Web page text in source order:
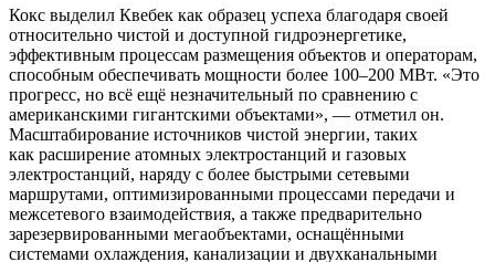
Кокс выделил Квебек как образец успеха благодаря своей
относительно чистой и доступной гидроэнергетике,
эффективным процессам размещения объектов и операторам,
способным обеспечивать мощности более 100–200 МВт. «Это
прогресс, но всё ещё незначительный по сравнению с
американскими гигантскими объектами», — отметил он.
Масштабирование источников чистой энергии, таких
как расширение атомных электростанций и газовых
электростанций, наряду с более быстрыми сетевыми
маршрутами, оптимизированными процессами передачи и
межсетевого взаимодействия, а также предварительно
зарезервированными мегаобъектами, оснащёнными
системами охлаждения, канализации и двухканальными